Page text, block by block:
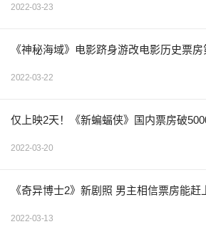
2022-03-23
《神秘海域》电影跻身游改电影历史票房
2022-03-22
仅上映2天！《新蝙蝠侠》国内票房破
2022-03-20
《奇异博士2》新剧照 男主相信票房能赶
2022-03-13